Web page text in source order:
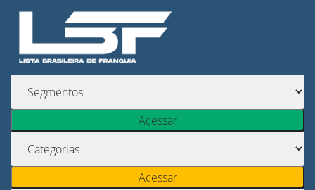
Acessar
Acessar